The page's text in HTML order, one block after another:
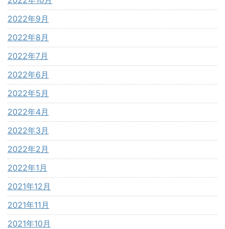
2022年9月
2022年8月
2022年7月
2022年6月
2022年5月
2022年4月
2022年3月
2022年2月
2022年1月
2021年12月
2021年11月
2021年10月